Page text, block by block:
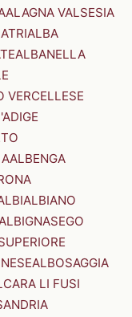
ALAGNA VALSESIA
ALBA
ALBANELLA
VERCELLESE
ALBENGA
ALBIANO
ALBOSAGGIA
LI FUSI